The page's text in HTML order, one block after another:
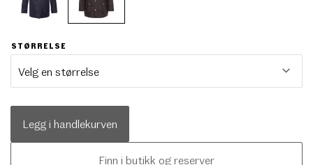
STØRRELSE
Legg i handlekurven
Finn i butikk og reserver